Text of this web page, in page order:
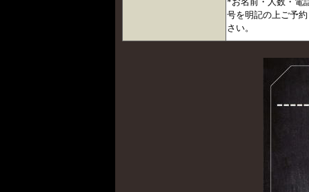
*お名前・人数・電
号を明記の上ご予
さい。